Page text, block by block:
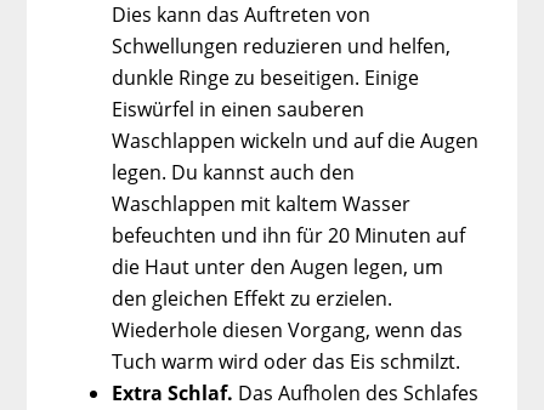
Dies kann das Auftreten von
Schwellungen reduzieren und helfen,
dunkle Ringe zu beseitigen. Einige
Eiswürfel in einen sauberen
Waschlappen wickeln und auf die Augen
legen. Du kannst auch den
Waschlappen mit kaltem Wasser
befeuchten und ihn für 20 Minuten auf
die Haut unter den Augen legen, um
den gleichen Effekt zu erzielen.
Wiederhole diesen Vorgang, wenn das
Tuch warm wird oder das Eis schmilzt.
Extra Schlaf. Das Aufholen des Schlafes